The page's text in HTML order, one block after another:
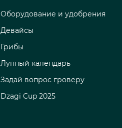
Оборудование и удобрения
Девайсы
Грибы
Лунный календарь
Задай вопрос гроверу
Dzagi Cup 2025